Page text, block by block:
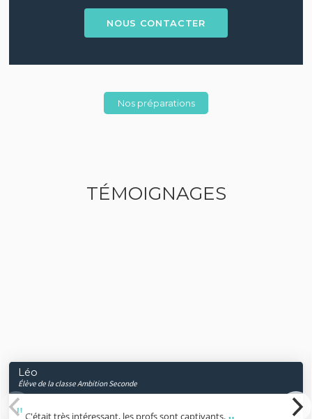
NOUS CONTACTER
Nos préparations
TÉMOIGNAGES
Léo
Élève de la classe Ambition Seconde
C'était très intéressant, les profs sont captivants.